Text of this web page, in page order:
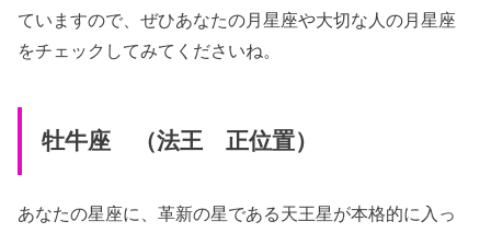
ていますので、ぜひあなたの月星座や大切な人の月星座
をチェックしてみてくださいね。
牡牛座 （法王 正位置）
あなたの星座に、革新の星である天王星が本格的に入っ